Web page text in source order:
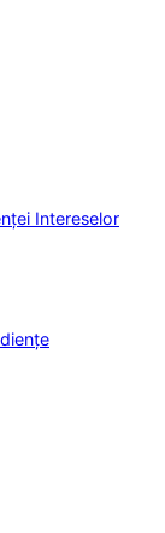
Intereselor